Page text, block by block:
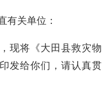
有关单位：
将《大田县救灾物
印发给你们，请认真贯